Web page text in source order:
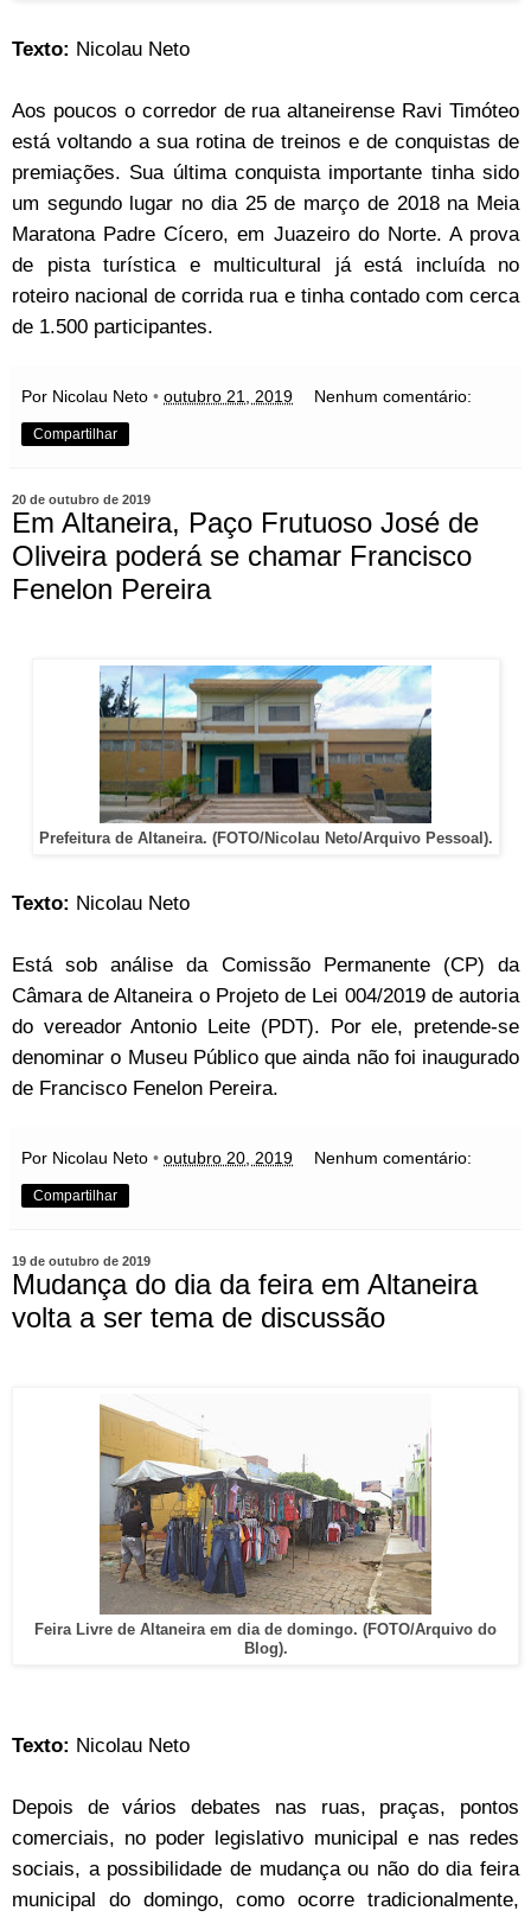
Texto: Nicolau Neto
Aos poucos o corredor de rua altaneirense Ravi Timóteo
está voltando a sua rotina de treinos e de conquistas de
premiações. Sua última conquista importante tinha sido
um segundo lugar no dia 25 de março de 2018 na Meia
Maratona Padre Cícero, em Juazeiro do Norte. A prova
de pista turística e multicultural já está incluída no
roteiro nacional de corrida rua e tinha contado com cerca
de 1.500 participantes.
Por Nicolau Neto • outubro 21, 2019 Nenhum comentário:
Compartilhar
20 de outubro de 2019
Em Altaneira, Paço Frutuoso José de
Oliveira poderá se chamar Francisco
Fenelon Pereira
Prefeitura de Altaneira. (FOTO/Nicolau Neto/Arquivo Pessoal).
Texto: Nicolau Neto
Está sob análise da Comissão Permanente (CP) da
Câmara de Altaneira o Projeto de Lei 004/2019 de autoria
do vereador Antonio Leite (PDT). Por ele, pretende-se
denominar o Museu Público que ainda não foi inaugurado
de Francisco Fenelon Pereira.
Por Nicolau Neto • outubro 20, 2019 Nenhum comentário:
Compartilhar
19 de outubro de 2019
Mudança do dia da feira em Altaneira
volta a ser tema de discussão
Feira Livre de Altaneira em dia de domingo. (FOTO/Arquivo do
Blog).
Texto: Nicolau Neto
Depois de vários debates nas ruas, praças, pontos
comerciais, no poder legislativo municipal e nas redes
sociais, a possibilidade de mudança ou não do dia feira
municipal do domingo, como ocorre tradicionalmente,